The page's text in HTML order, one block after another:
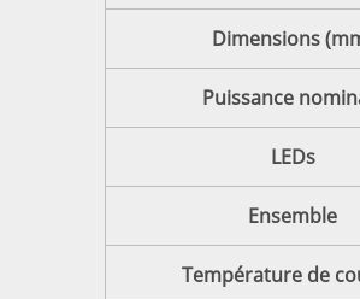
Dimensions
Puissance
LEDs
Ensemble
Température de